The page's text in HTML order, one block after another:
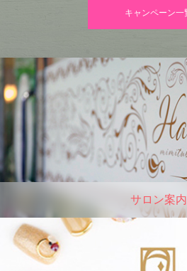
キャンペーン一
サロン案内